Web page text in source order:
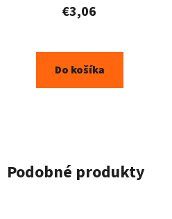
€3,06
Do košíka
Podobné produkty